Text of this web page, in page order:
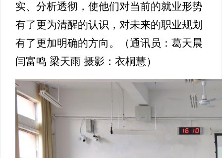
实、分析透彻，使他们对当前的就业形势
有了更为清醒的认识，对未来的职业规划
有了更加明确的方向。（通讯员：葛天晨
闫富鸣 梁天雨 摄影：衣桐慧）